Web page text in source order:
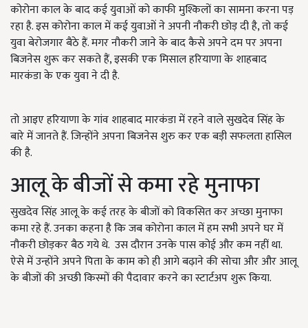
कोरोना काल के बाद कई युवाओं को काफी मुश्किलों का सामना करना पड़
रहा है. इस कोरोना काल में कई युवाओं ने अपनी नौकरी छोड़ दी है, तो कई
युवा बेरोजगार बैठे हैं. मगर नौकरी जाने के बाद कैसे अपने दम पर अपना
बिजनेस शुरू कर सकते हैं, इसकी एक मिसाल हरियाणा के शाहबाद
मारकंडा के एक युवा ने दी है.
तो आइए हरियाणा के गांव शाहबाद मारकंडा में रहने वाले सुखदेव सिंह के
बारे में जानते हैं. जिन्होंने अपना बिजनेस शुरु कर एक बड़ी सफलता हासिल
की है.
आलू के बीजों से कमा रहे मुनाफा
सुखदेव सिंह आलू के कई तरह के बीजों को विकसित कर अच्छा मुनाफा
कमा रहे हैं. उनका कहना है कि जब कोरोना काल में हम सभी अपने घर में
नौकरी छोड़कर बैठ गये थे. उस दौरान उनके पास कोई और कम नहीं था.
ऐसे में उन्होंने अपने पिता के काम को ही आगे बढ़ाने की सोचा और और आलू
के बीजों की अच्छी किस्मों की पैदावार करने का स्टार्टअप शुरू किया.